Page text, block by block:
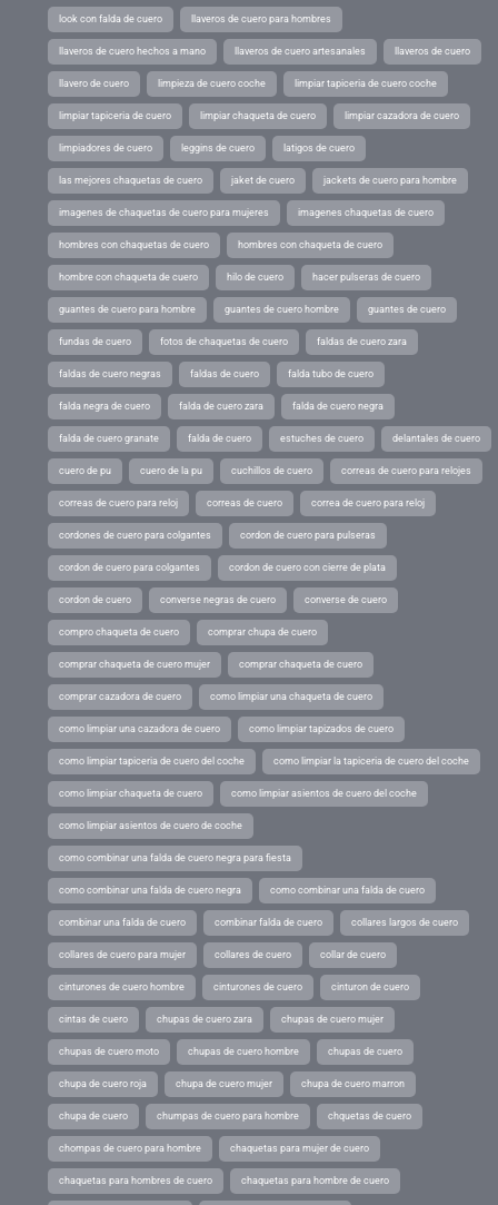
look con falda de cuero llaveros de cuero para hombres
llaveros de cuero hechos a mano llaveros de cuero artesanales llaveros de cuero
llavero de cuero limpieza de cuero coche limpiar tapiceria de cuero coche
limpiar tapiceria de cuero limpiar chaqueta de cuero limpiar cazadora de cuero
limpiadores de cuero leggins de cuero latigos de cuero
las mejores chaquetas de cuero jaket de cuero jackets de cuero para hombre
imagenes de chaquetas de cuero para mujeres imagenes chaquetas de cuero
hombres con chaquetas de cuero hombres con chaqueta de cuero
hombre con chaqueta de cuero hilo de cuero hacer pulseras de cuero
guantes de cuero para hombre guantes de cuero hombre guantes de cuero
fundas de cuero fotos de chaquetas de cuero faldas de cuero zara
faldas de cuero negras faldas de cuero falda tubo de cuero
falda negra de cuero falda de cuero zara falda de cuero negra
falda de cuero granate falda de cuero estuches de cuero delantales de cuero
cuero de pu cuero de la pu cuchillos de cuero correas de cuero para relojes
correas de cuero para reloj correas de cuero correa de cuero para reloj
cordones de cuero para colgantes cordon de cuero para pulseras
cordon de cuero para colgantes cordon de cuero con cierre de plata
cordon de cuero converse negras de cuero converse de cuero
compro chaqueta de cuero comprar chupa de cuero
comprar chaqueta de cuero mujer comprar chaqueta de cuero
comprar cazadora de cuero como limpiar una chaqueta de cuero
como limpiar una cazadora de cuero como limpiar tapizados de cuero
como limpiar tapiceria de cuero del coche como limpiar la tapiceria de cuero del coche
como limpiar chaqueta de cuero como limpiar asientos de cuero del coche
como limpiar asientos de cuero de coche
como combinar una falda de cuero negra para fiesta
como combinar una falda de cuero negra como combinar una falda de cuero
combinar una falda de cuero combinar falda de cuero collares largos de cuero
collares de cuero para mujer collares de cuero collar de cuero
cinturones de cuero hombre cinturones de cuero cinturon de cuero
cintas de cuero chupas de cuero zara chupas de cuero mujer
chupas de cuero moto chupas de cuero hombre chupas de cuero
chupa de cuero roja chupa de cuero mujer chupa de cuero marron
chupa de cuero chumpas de cuero para hombre chquetas de cuero
chompas de cuero para hombre chaquetas para mujer de cuero
chaquetas para hombres de cuero chaquetas para hombre de cuero